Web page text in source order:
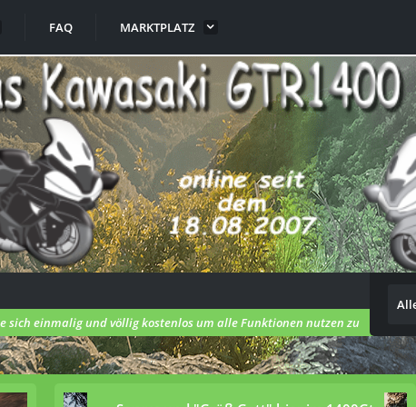
FAQ MARKTPLATZ
sich einmalig und völlig kostenlos um alle Funktionen nutzen zu